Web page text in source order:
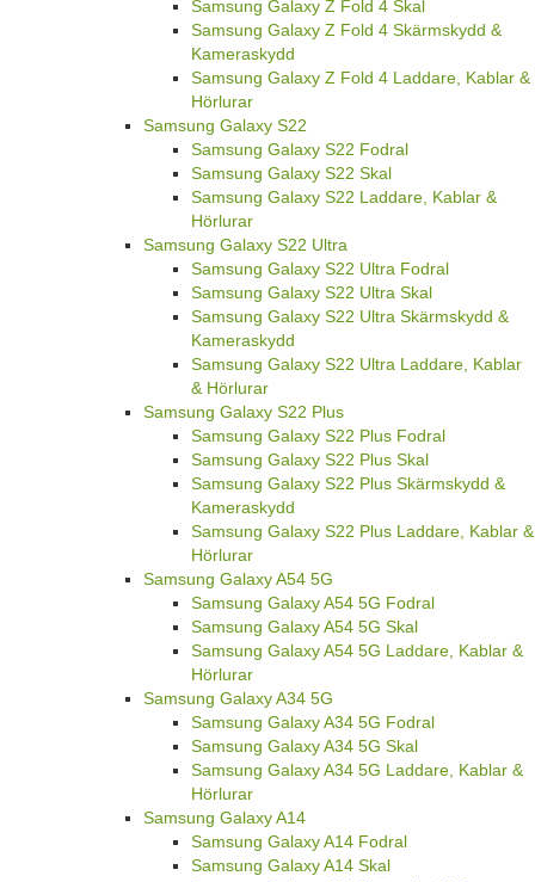
Samsung Galaxy Z Fold 4 Skal
Samsung Galaxy Z Fold 4 Skärmskydd &
Kameraskydd
Samsung Galaxy Z Fold 4 Laddare, Kablar &
Hörlurar
Samsung Galaxy S22
Samsung Galaxy S22 Fodral
Samsung Galaxy S22 Skal
Samsung Galaxy S22 Laddare, Kablar &
Hörlurar
Samsung Galaxy S22 Ultra
Samsung Galaxy S22 Ultra Fodral
Samsung Galaxy S22 Ultra Skal
Samsung Galaxy S22 Ultra Skärmskydd &
Kameraskydd
Samsung Galaxy S22 Ultra Laddare, Kablar
& Hörlurar
Samsung Galaxy S22 Plus
Samsung Galaxy S22 Plus Fodral
Samsung Galaxy S22 Plus Skal
Samsung Galaxy S22 Plus Skärmskydd &
Kameraskydd
Samsung Galaxy S22 Plus Laddare, Kablar &
Hörlurar
Samsung Galaxy A54 5G
Samsung Galaxy A54 5G Fodral
Samsung Galaxy A54 5G Skal
Samsung Galaxy A54 5G Laddare, Kablar &
Hörlurar
Samsung Galaxy A34 5G
Samsung Galaxy A34 5G Fodral
Samsung Galaxy A34 5G Skal
Samsung Galaxy A34 5G Laddare, Kablar &
Hörlurar
Samsung Galaxy A14
Samsung Galaxy A14 Fodral
Samsung Galaxy A14 Skal